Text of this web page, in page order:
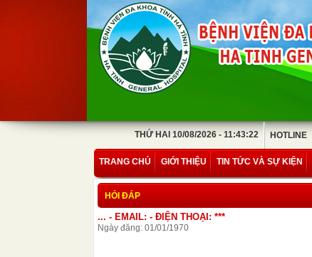
THỨ HAI 10/08/2026 - 11:43:22 HOTLINE
TRANG CHỦ GIỚI THIỆU TIN TỨC VÀ SỰ KIỆN
HỎI ĐÁP
... - EMAIL: - ĐIỆN THOẠI: ***
Ngày đăng: 01/01/1970